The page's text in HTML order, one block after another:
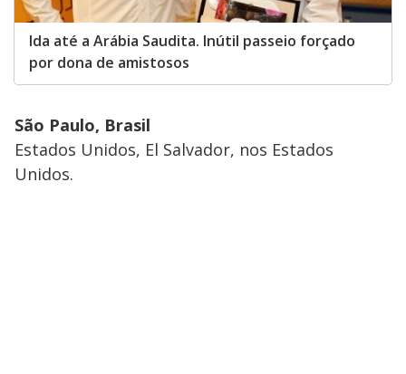
Ida até a Arábia Saudita. Inútil passeio forçado
por dona de amistosos
São Paulo, Brasil
Estados Unidos, El Salvador, nos Estados
Unidos.